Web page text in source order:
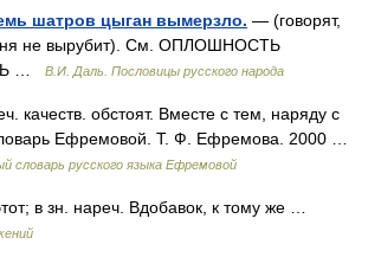
шатров цыган вымерзло. — (говорят,
не вырубит). См. ОПЛОШНОСТЬ
…
В.И. Даль. Пословицы русского народа
качеств. обстоят. Вместе с тем, наряду с
Ефремовой. Т. Ф. Ефремова. 2000 …
словарь русского языка Ефремовой
в зн. нареч. Вдобавок, к тому же …